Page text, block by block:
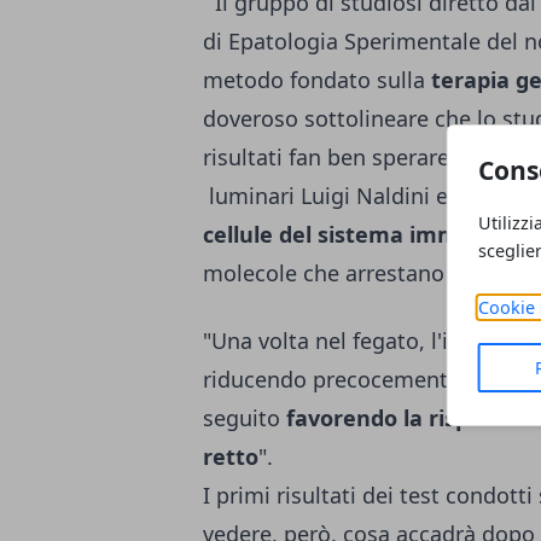
Cookie
di Epatologia Sperimentale del
metodo fondato sulla terapia
doveroso sottolineare che lo
risultati fan ben sperare. La
luminari Luigi Naldini e Luca
cellule del sistema
molecole che arrestano lo
"Una volta nel fegato,
riducendo precocemente la
seguito favorendo la risposta
retto".
I primi risultati dei test condotti
vedere, però, cosa accadrà